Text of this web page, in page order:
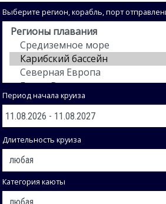
Выберите регион, корабль, порт
Период начала круиза
Длительность круиза
Категория каюты